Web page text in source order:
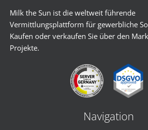
Milk the Sun ist die weltweit führende
Vermittlungsplattform für gewerbliche
Kaufen oder verkaufen Sie über den
Projekte.
Navigation